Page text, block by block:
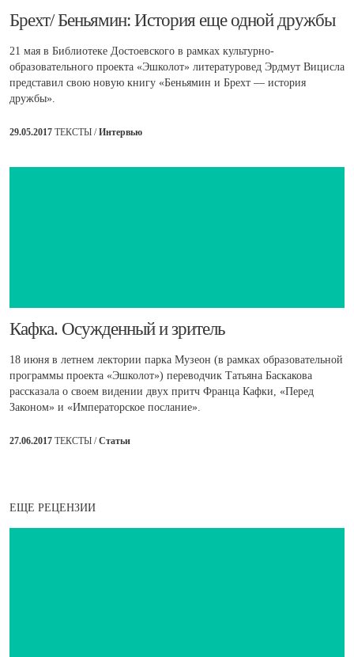
​Брехт/ Беньямин: История еще одной дружбы
21 мая в Библиотеке Достоевского в рамках культурно-
образовательного проекта «Эшколот» литературовед Эрдмут Вицисла
представил свою новую книгу «Беньямин и Брехт — история
дружбы».
29.05.2017 ТЕКСТЫ /Интервью
​Кафка. Осужденный и зритель
18 июня в летнем лектории парка Музеон (в рамках образовательной
программы проекта «Эшколот») переводчик Татьяна Баскакова
рассказала о своем видении двух притч Франца Кафки, «Перед
Законом» и «Императорское послание».
27.06.2017 ТЕКСТЫ /Статьи
ЕЩЕ РЕЦЕНЗИИ